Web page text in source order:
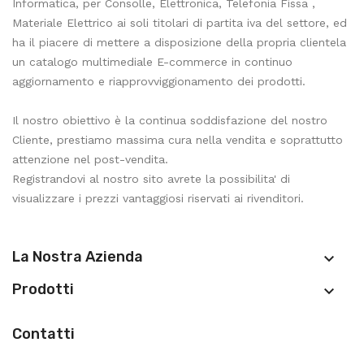
Informatica, per Consolle, Elettronica, Telefonia Fissa ,
Materiale Elettrico ai soli titolari di partita iva del settore, ed
ha il piacere di mettere a disposizione della propria clientela
un catalogo multimediale E-commerce in continuo
aggiornamento e riapprovviggionamento dei prodotti.
Il nostro obiettivo è la continua soddisfazione del nostro
Cliente, prestiamo massima cura nella vendita e soprattutto
attenzione nel post-vendita.
Registrandovi al nostro sito avrete la possibilita' di
visualizzare i prezzi vantaggiosi riservati ai rivenditori.
La Nostra Azienda 
Prodotti 
Contatti